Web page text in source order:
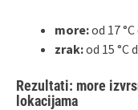
more:od 17
zrak:od 15 °C
Rezultati: more
lokacijama